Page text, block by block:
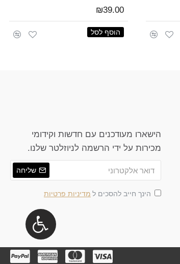
₪39.00
הוסף לסל
הישארו מעודכנים עם חדשות וקידומי
מכירות על ידי הרשמה לניוזלטר שלנו.
שליחה
הינך חייב להסכים ל מדיניות פרטיות